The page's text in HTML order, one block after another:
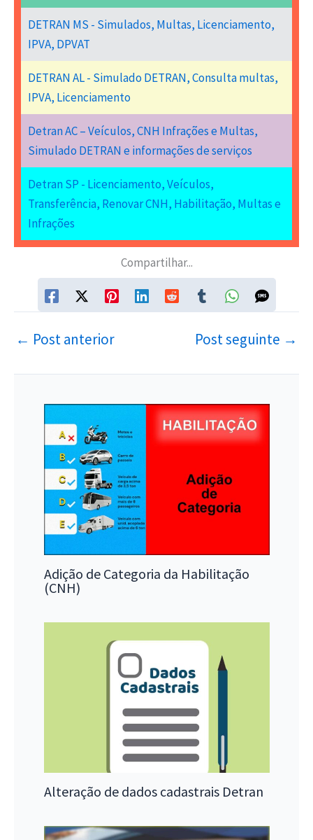
DETRAN MS - Simulados, Multas, Licenciamento,
IPVA, DPVAT
DETRAN AL - Simulado DETRAN, Consulta multas,
IPVA, Licenciamento
Detran AC – Veículos, CNH Infrações e Multas,
Simulado DETRAN e informações de serviços
Detran SP - Licenciamento, Veículos,
Transferência, Renovar CNH, Habilitação, Multas e
Infrações
Compartilhar...
← Post anterior Post seguinte →
Adição de Categoria da Habilitação
(CNH)
Alteração de dados cadastrais Detran